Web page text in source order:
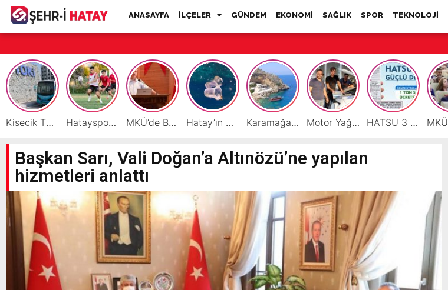
ANASAYFA İLÇELER GÜNDEM EKONOMİ SAĞLIK SPOR TEKNOLOJİ
Kisecik TOKİ’lere Toplu Ulaşım Hizmeti Başladı Hatayspor’daki büyük kriz gençler için büyük bir fırsat MKÜ’de BAP ve TÜBİTAK 1001 Projeleri Masaya Yatırıldı Hatay’ın Deniz ve Sahillerini Kirleten Tesislere Ceza Yağdı! Karamağara Koyu Doğu Akdeniz’in Turizm Yıldızı Oluyor Motor Yağı ve Aküde Güvenilir Hizmet Antakya’da Başladı HATSU 3 İlçede Ağustos Ayı Faturalarında Bir Ton Suyu Ücretsiz Tanımladı
Başkan Sarı, Vali Doğan’a Altınözü’ne yapılan
hizmetleri anlattı